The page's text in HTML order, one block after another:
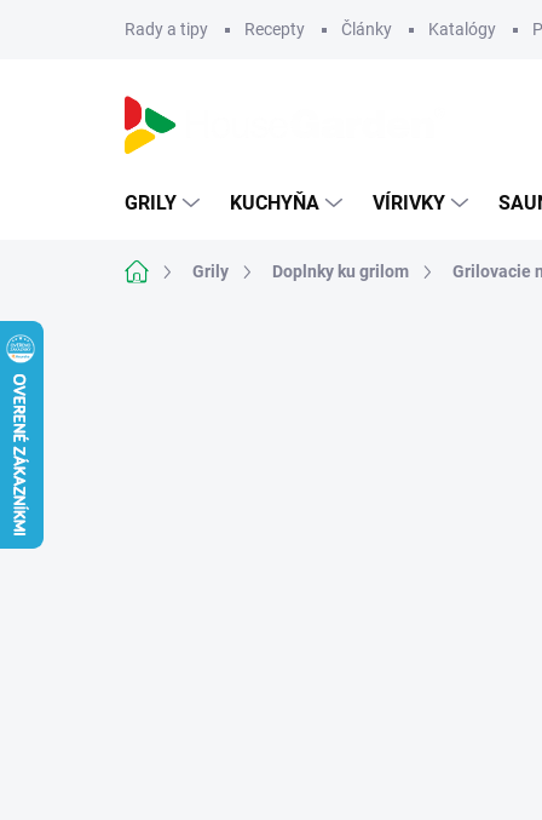
Rady a tipy Recepty Články Katalógy
GRILY KUCHYŇA VÍRIVKY
DomovGrily Doplnky ku grilom Grilovacie